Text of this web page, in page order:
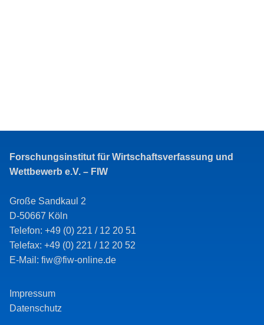
Forschungsinstitut für Wirtschaftsverfassung und
Wettbewerb e.V. – FIW
Große Sandkaul 2
D-50667 Köln
Telefon: +49 (0) 221 / 12 20 51
Telefax: +49 (0) 221 / 12 20 52
E-Mail: fiw@fiw-online.de
Impressum
Datenschutz